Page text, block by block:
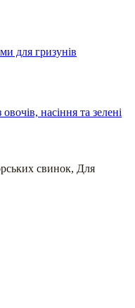
для гризунів
насіння та зелені
свинок, Для